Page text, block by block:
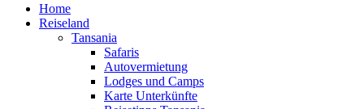
Home
Reiseland
Tansania
Safaris
Autovermietung
Lodges und Camps
Karte Unterkünfte